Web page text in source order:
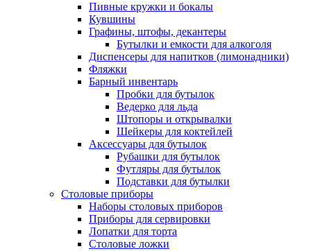
Пивные кружки и бокалы
Кувшины
Графины, штофы, декантеры
Бутылки и емкости для алкоголя
Диспенсеры для напитков (лимонадники)
Фляжки
Барный инвентарь
Пробки для бутылок
Ведерко для льда
Штопоры и открывалки
Шейкеры для коктейлей
Аксессуары для бутылок
Рубашки для бутылок
Футляры для бутылок
Подставки для бутылки
Столовые приборы
Наборы столовых приборов
Приборы для сервировки
Лопатки для торта
Столовые ложки